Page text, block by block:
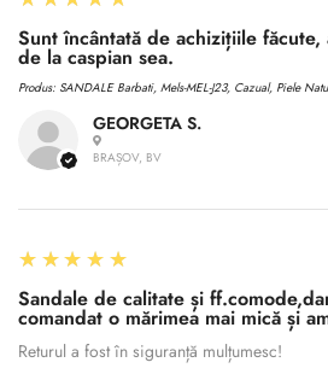
GEORGETA S.
BRAȘOV, BV
Sunt încântată de achizițiile
de la caspian sea.
Produs: SANDALE Barbati, Mels-MEL-J23, Cazual, Piele
5
★★★★★
Sandale de calitate și
comandat o mărimea mai mică și
Returul a fost în siguranță mulțumesc!